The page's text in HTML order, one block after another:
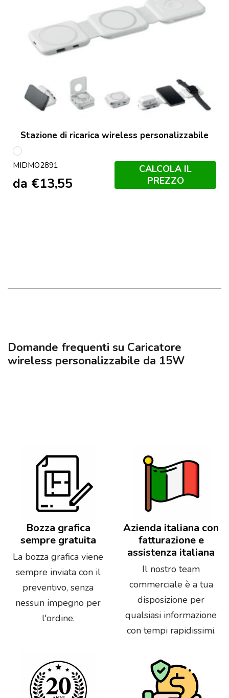
Stazione di ricarica wireless personalizzabile
Bianco
MIDMO2891
da €13,55
CALCOLA IL
PREZZO
Domande frequenti su Caricatore
wireless personalizzabile da 15W
Bozza grafica
sempre gratuita
La bozza grafica viene
sempre inviata con il
preventivo, senza
nessun impegno per
l'ordine.
Azienda italiana con
fatturazione e
assistenza italiana
Il nostro team
commerciale è a tua
disposizione per
qualsiasi informazione
con tempi rapidissimi.